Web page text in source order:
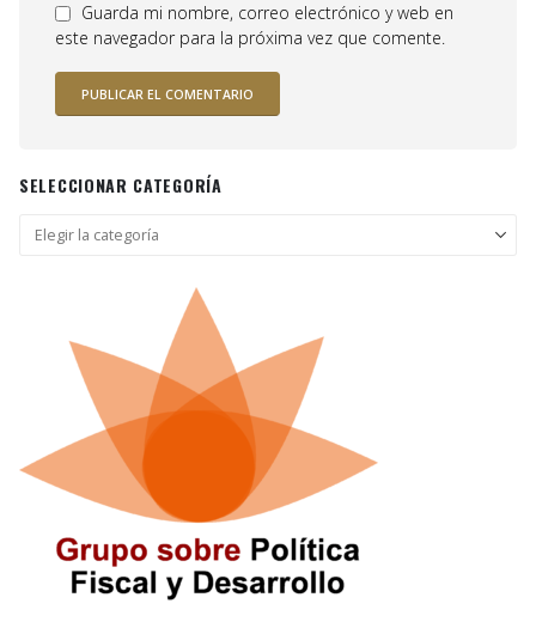
Guarda mi nombre, correo electrónico y web en
este navegador para la próxima vez que comente.
SELECCIONAR CATEGORÍA
Seleccionar
categoría